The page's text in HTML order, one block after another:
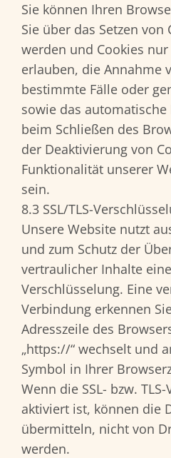
Sie können Ihren
Sie über das Setzen
werden und Cookies
erlauben, die Annahme
bestimmte Fälle oder
sowie das automatische
beim Schließen des
der Deaktivierung von
Funktionalität unserer
sein.
8.3 SSL/TLS-
Unsere Website nutzt
und zum Schutz der
vertraulicher Inhalte eine
Verschlüsselung. Eine
Verbindung erkennen
Adresszeile des
„https://“ wechselt und
Symbol in Ihrer
Wenn die SSL- bzw.
aktiviert ist, können die
übermitteln, nicht von
werden.